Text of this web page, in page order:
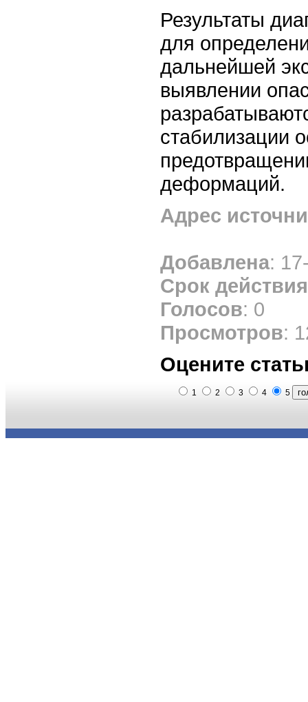
Результаты
для
дальнейшей
выявлении
стабилизации
деформаций.
Адрес
Добавлена:
Срок действия
Голосов: 0
Просмотров:
Оцените
1 2 3 4 5